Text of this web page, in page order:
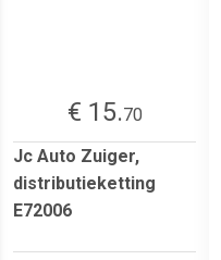
€ 15.70
Jc Auto Zuiger,
distributieketting
E72006